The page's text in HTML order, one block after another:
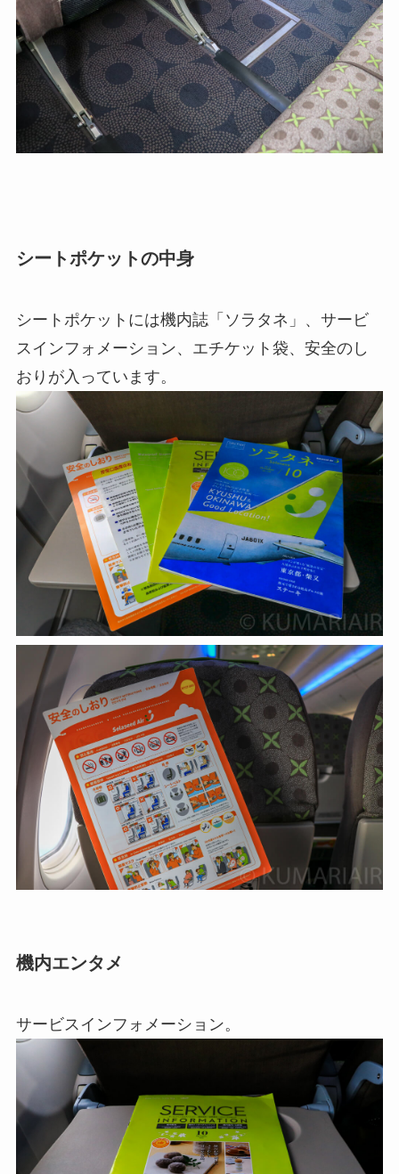
シートポケットの中身
シートポケットには機内誌「ソラタネ」、サービ
スインフォメーション、エチケット袋、安全のし
おりが入っています。
機内エンタメ
サービスインフォメーション。